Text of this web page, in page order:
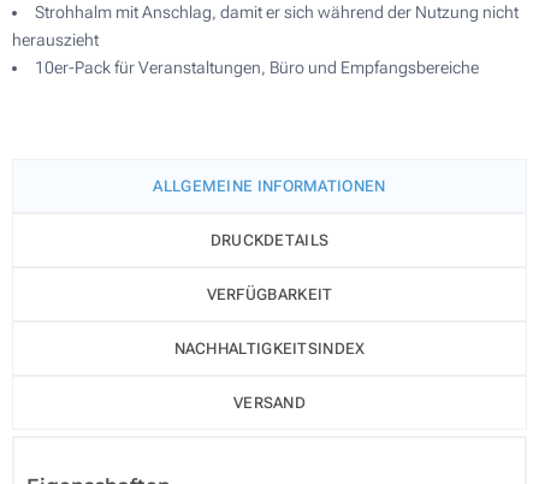
Strohhalm mit Anschlag, damit er sich während der Nutzung nicht
herauszieht
10er-Pack für Veranstaltungen, Büro und Empfangsbereiche
ALLGEMEINE INFORMATIONEN
DRUCKDETAILS
VERFÜGBARKEIT
NACHHALTIGKEITSINDEX
VERSAND